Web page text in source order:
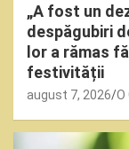
„A fost un
despăgubiri
lor a rămas
festivității
august 7, 2026 O